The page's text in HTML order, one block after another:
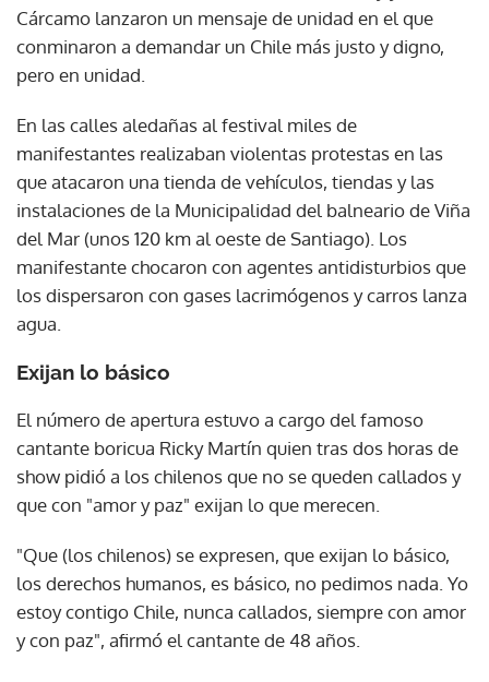
Cárcamo lanzaron un mensaje de unidad en el que
conminaron a demandar un Chile más justo y digno,
pero en unidad.
En las calles aledañas al festival miles de
manifestantes realizaban violentas protestas en las
que atacaron una tienda de vehículos, tiendas y las
instalaciones de la Municipalidad del balneario de Viña
del Mar (unos 120 km al oeste de Santiago). Los
manifestante chocaron con agentes antidisturbios que
los dispersaron con gases lacrimógenos y carros lanza
agua.
Exijan lo básico
El número de apertura estuvo a cargo del famoso
cantante boricua Ricky Martín quien tras dos horas de
show pidió a los chilenos que no se queden callados y
que con "amor y paz" exijan lo que merecen.
"Que (los chilenos) se expresen, que exijan lo básico,
los derechos humanos, es básico, no pedimos nada. Yo
estoy contigo Chile, nunca callados, siempre con amor
y con paz", afirmó el cantante de 48 años.